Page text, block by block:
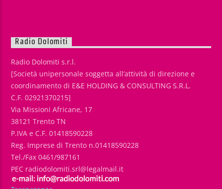
Radio Dolomiti
Radio Dolomiti s.r.l.
[Società unipersonale soggetta all’attività di direzione e
coordinamento di E&E HOLDING & CONSULTING S.R.L.
C.F. 02921370215]
Via Missioni Africane, 17
38121 Trento TN
P.IVA e C.F. 01418590228
Reg. Imprese di Trento n.01418590228
Tel./Fax 0461/987161
PEC radiodolomiti.srl@legalmail.it